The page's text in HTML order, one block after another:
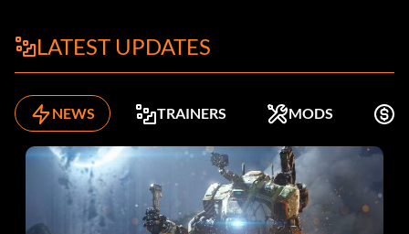
LATEST UPDATES
NEWS TRAINERS MODS